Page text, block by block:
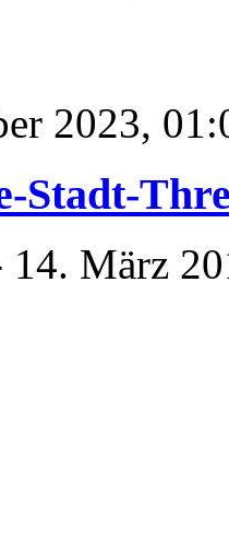
2023,
Stadt-
14. März